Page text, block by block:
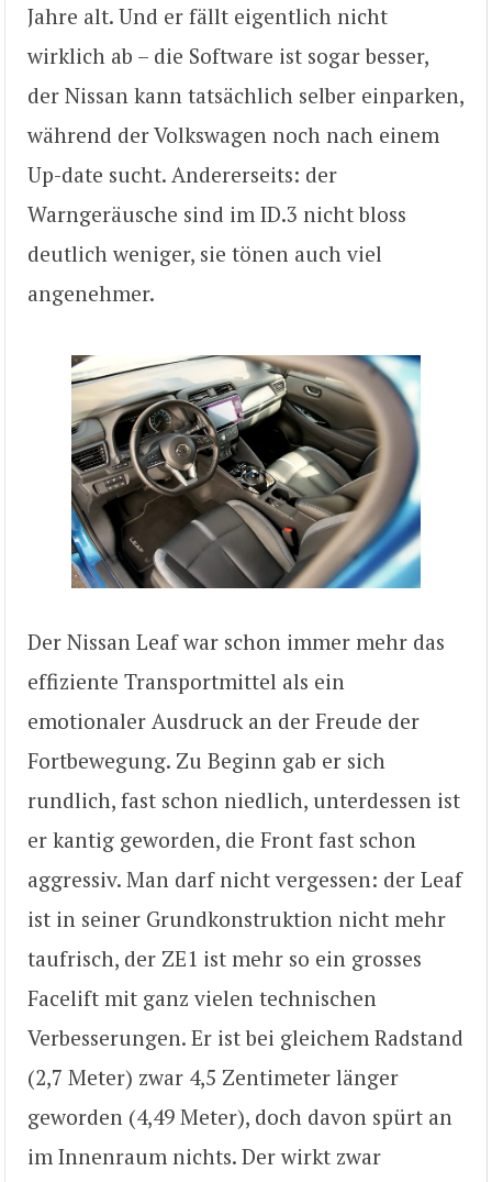
Jahre alt. Und er fällt eigentlich nicht
wirklich ab – die Software ist sogar besser,
der Nissan kann tatsächlich selber einparken,
während der Volkswagen noch nach einem
Up-date sucht. Andererseits: der
Warngeräusche sind im ID.3 nicht bloss
deutlich weniger, sie tönen auch viel
angenehmer.
Der Nissan Leaf war schon immer mehr das
effiziente Transportmittel als ein
emotionaler Ausdruck an der Freude der
Fortbewegung. Zu Beginn gab er sich
rundlich, fast schon niedlich, unterdessen ist
er kantig geworden, die Front fast schon
aggressiv. Man darf nicht vergessen: der Leaf
ist in seiner Grundkonstruktion nicht mehr
taufrisch, der ZE1 ist mehr so ein grosses
Facelift mit ganz vielen technischen
Verbesserungen. Er ist bei gleichem Radstand
(2,7 Meter) zwar 4,5 Zentimeter länger
geworden (4,49 Meter), doch davon spürt an
im Innenraum nichts. Der wirkt zwar